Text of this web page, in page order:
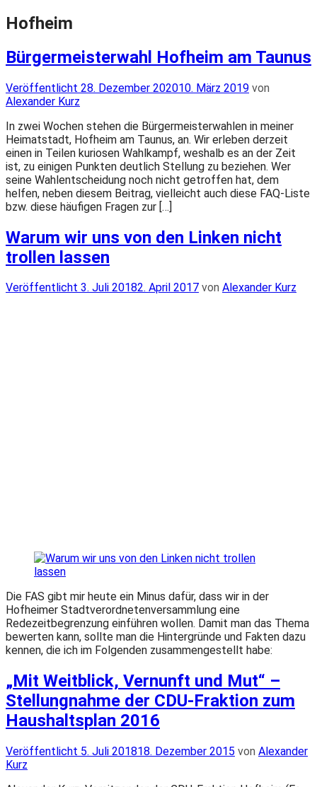
Hofheim
Bürgermeisterwahl Hofheim am Taunus
Veröffentlicht
am
Veröffentlicht 28. Dezember 202010. März 2019 von
Alexander Kurz
In zwei Wochen stehen die Bürgermeisterwahlen in meiner
Heimatstadt, Hofheim am Taunus, an. Wir erleben derzeit
einen in Teilen kuriosen Wahlkampf, weshalb es an der Zeit
ist, zu einigen Punkten deutlich Stellung zu beziehen. Wer
seine Wahlentscheidung noch nicht getroffen hat, dem
helfen, neben diesem Beitrag, vielleicht auch diese FAQ-Liste
bzw. diese häufigen Fragen zur […]
Warum wir uns von den Linken nicht
trollen lassen
Veröffentlicht
Veröffentlicht 3. Juli 20182. April 2017 von Alexander Kurz
Die FAS gibt mir heute ein Minus dafür, dass wir in der
Hofheimer Stadtverordnetenversammlung eine
Redezeitbegrenzung einführen wollen. Damit man das Thema
bewerten kann, sollte man die Hintergründe und Fakten dazu
kennen, die ich im Folgenden zusammengestellt habe:
„Mit Weitblick, Vernunft und Mut“ –
Stellungnahme der CDU-Fraktion zum
Haushaltsplan 2016
Veröffentlicht
am
Veröffentlicht 5. Juli 201818. Dezember 2015 von Alexander
Kurz